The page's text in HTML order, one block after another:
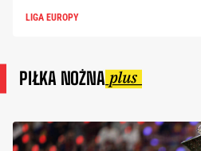
LIGA EUROPY
PIŁKA NOŻNA